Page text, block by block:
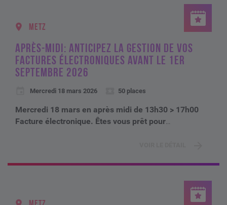
METZ
APRÈS-MIDI: ANTICIPEZ LA GESTION DE VOS
FACTURES ÉLECTRONIQUES AVANT LE 1ER
SEPTEMBRE 2026
Mercredi 18 mars 2026 50 places
Mercredi 18 mars en après midi de 13h30 > 17h00
Facture électronique. Êtes vous prêt pour